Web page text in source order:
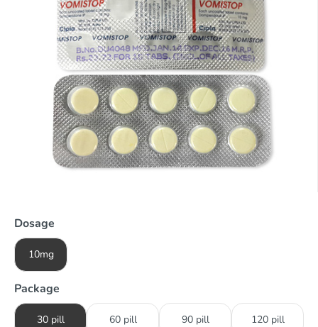
Dosage
10mg
Package
30 pill 60 pill 90 pill 120 pill